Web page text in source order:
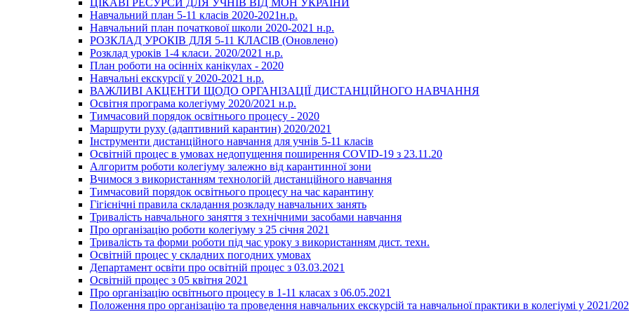
ЦІКАВІ РЕСУРСИ ДЛЯ УЧНІВ ВІД МОН УКРАЇНИ
Навчальний план 5-11 класів 2020-2021н.р.
Навчальний план початкової школи 2020-2021 н.р.
РОЗКЛАД УРОКІВ ДЛЯ 5-11 КЛАСІВ (Оновлено)
Розклад уроків 1-4 класи. 2020/2021 н.р.
План роботи на осінніх канікулах - 2020
Навчальні екскурсії у 2020-2021 н.р.
ВАЖЛИВІ АКЦЕНТИ ЩОДО ОРГАНІЗАЦІЇ ДИСТАНЦІЙНОГО НАВЧАННЯ
Освітня програма колегіуму 2020/2021 н.р.
Тимчасовий порядок освітнього процесу - 2020
Маршрути руху (адаптивний карантин) 2020/2021
Інструменти дистанційного навчання для учнів 5-11 класів
Освітній процес в умовах недопущення поширення COVID-19 з 23.11.20
Алгоритм роботи колегіуму залежно від карантинної зони
Вчимося з використанням технологій дистанційного навчання
Тимчасовий порядок освітнього процесу на час карантину
Гігієнічні правила складання розкладу навчальних занять
Тривалість навчального заняття з технічними засобами навчання
Про організацію роботи колегіуму з 25 січня 2021
Тривалість та форми роботи під час уроку з використанням дист. техн.
Освітній процес у складних погодних умовах
Департамент освіти про освітній процес з 03.03.2021
Освітній процес з 05 квітня 2021
Про організацію освітнього процесу в 1-11 класах з 06.05.2021
Положення про організацію та проведення навчальних екскурсій та навчальної практики в колегіумі у 2021/